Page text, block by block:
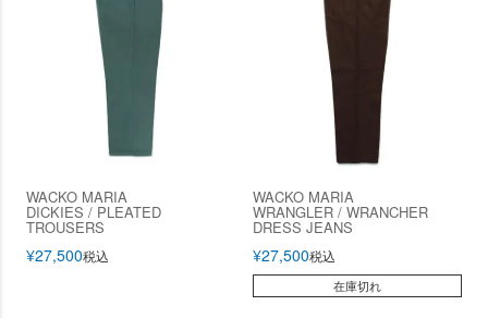
WACKO MARIA
DICKIES / PLEATED
TROUSERS
¥27,500税込
WACKO MARIA
WRANGLER / WRANCHER
DRESS JEANS
¥27,500税込
在庫切れ